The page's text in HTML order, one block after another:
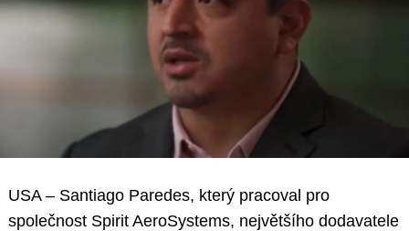
USA – Santiago Paredes, který pracoval pro
společnost Spirit AeroSystems, největšího dodavatele